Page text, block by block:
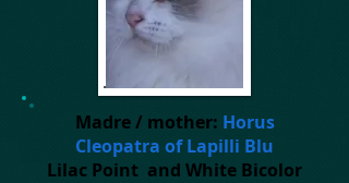
Madre / mother: Horus
Cleopatra of Lapilli Blu
Lilac Point and White Bicolor